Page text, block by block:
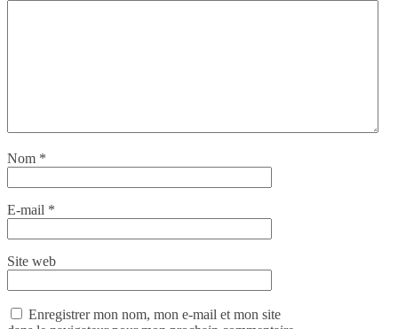
Nom *
E-mail *
Site web
Enregistrer mon nom, mon e-mail et mon site